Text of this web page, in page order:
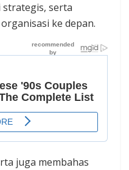
serta
ke depan.
juga membahas